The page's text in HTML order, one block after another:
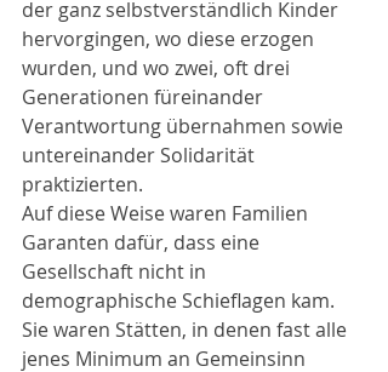
der ganz selbstverständlich Kinder
hervorgingen, wo diese erzogen
wurden, und wo zwei, oft drei
Generationen füreinander
Verantwortung übernahmen sowie
untereinander Solidarität
praktizierten.
Auf diese Weise waren Familien
Garanten dafür, dass eine
Gesellschaft nicht in
demographische Schieflagen kam.
Sie waren Stätten, in denen fast alle
jenes Minimum an Gemeinsinn